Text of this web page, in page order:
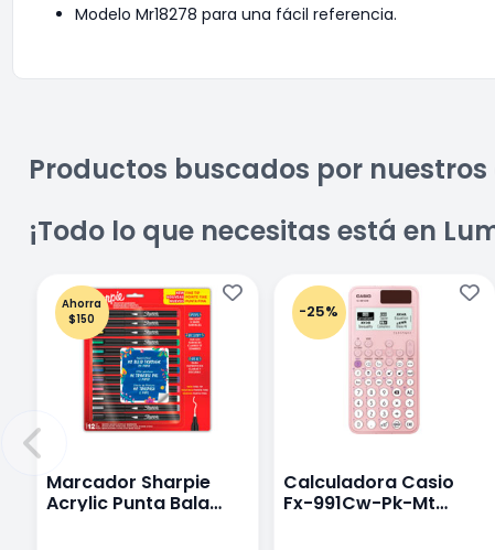
Modelo Mr18278 para una fácil referencia.
Productos buscados por nuestros
¡Todo lo que necesitas está en
Ahorra
$150
Marcador Sharpie
Acrylic Punta Bala
-25%
Calculadora Casio
Fx-991Cw-Pk-Mt